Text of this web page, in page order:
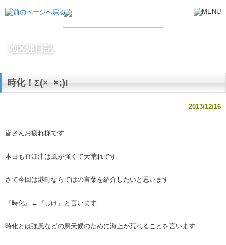
地区連日記
時化！Σ(×_×;)!
2013/12/16
皆さんお疲れ様です
本日も直江津は風が強くて大荒れです
さて今回は港町ならではの言葉を紹介したいと思います
『時化』←『しけ』と言います
時化とは強風などの悪天候のために海上が荒れることを言います